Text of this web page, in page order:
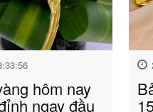
hôm nay
ngay đầu